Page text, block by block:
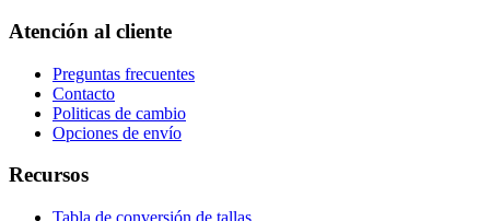
Atención al cliente
Preguntas frecuentes
Contacto
Politicas de cambio
Opciones de envío
Recursos
Tabla de conversión de tallas